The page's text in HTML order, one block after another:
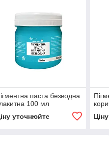
паста безводна
100 мл
уточнюйте